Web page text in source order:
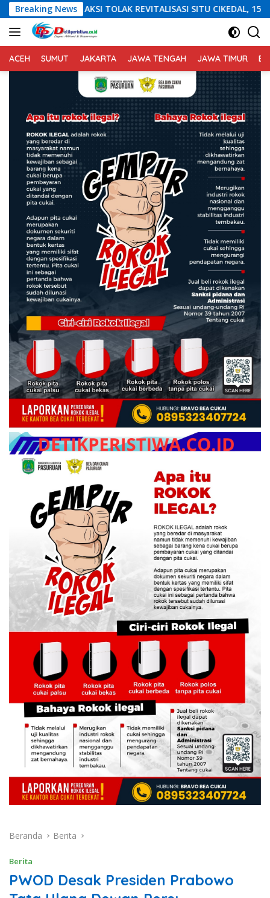
Langsung
ke
konten
Breaking News
REVITALISASI SITU CIKEDAL, 150 PESERTA SERUKAN
ACEH SUMUT JAKARTA JAWA TENGAH JAWA TIMUR
Beranda Berita
Berita
PWOD Desak Presiden Prabowo